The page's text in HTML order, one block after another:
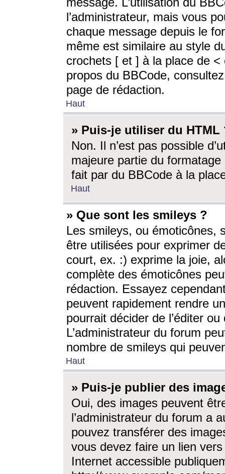
l’administrateur, mais vous
chaque message depuis le
même est similaire au style
crochets [ et ] à la place de <
propos du BBCode,
page de rédaction.
Haut
» Puis-je utiliser du HTML
Non. Il n’est pas possible
majeure partie du
fait par du BBCode à la
Haut
» Que sont les smileys ?
Les smileys, ou émoticônes,
être utilisées pour exprimer
court, ex. :) exprime la joie,
complète des émoticônes
rédaction. Essayez
peuvent rapidement rendre
pourrait décider de l’éditer
L’administrateur du forum
nombre de smileys qui
Haut
» Puis-je publier des
Oui, des images peuvent
l’administrateur du forum a
pouvez transférer des
vous devez faire un lien
Internet accessible